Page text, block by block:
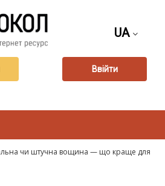
UA
Ввійти
чи штучна вощина — що краще для